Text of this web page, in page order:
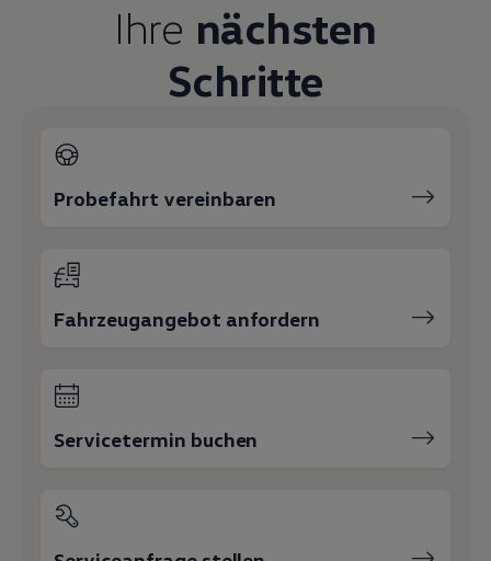
Warn- und Kontrollleuchten
Assistenzsysteme
Digitale Betriebsanleitung
Live Beratung
Volkswagen R
Pannen- und Unfallhilfe
Ihre nächsten
Schritte
Probefahrt vereinbaren
Fahrzeugangebot anfordern
Servicetermin buchen